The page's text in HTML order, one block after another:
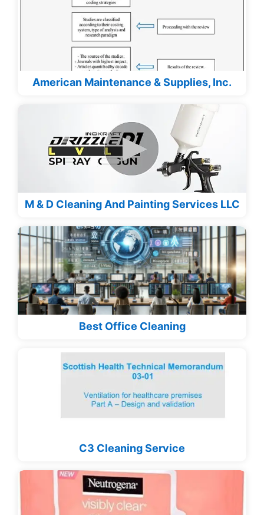
American Maintenance & Supplies, Inc.
M & D Cleaning And Painting Services LLC
Best Office Cleaning
C3 Cleaning Service